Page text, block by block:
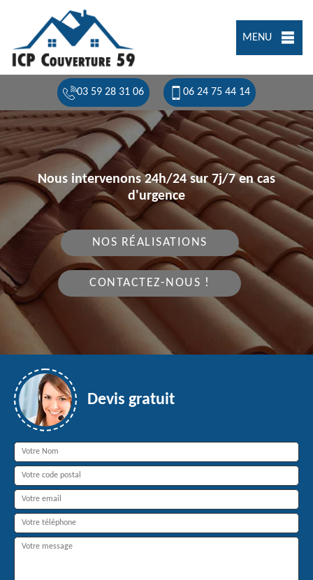
MENU
03 59 28 31 06 06 24 75 44 14
Nous intervenons 24h/24 sur 7j/7 en cas
d'urgence
NOS RÉALISATIONS
CONTACTEZ-NOUS !
Devis gratuit